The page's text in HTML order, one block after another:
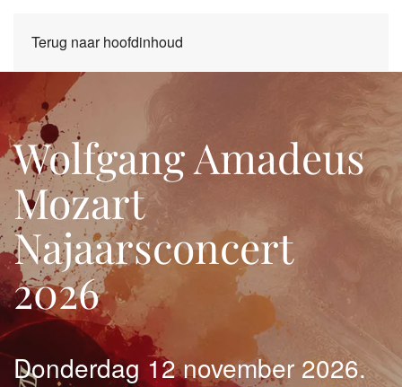
Terug naar hoofdinhoud
Wolfgang Amadeus
Mozart
Najaarsconcert
2026
Donderdag 12 november 2026.